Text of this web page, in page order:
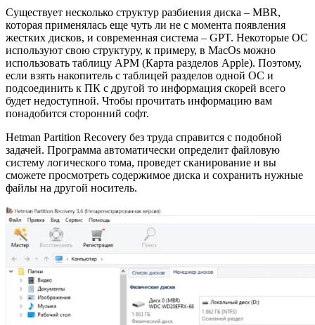
Существует несколько структур разбиения диска – MBR,
которая применялась еще чуть ли не с момента появления
жестких дисков, и современная система – GPT. Некоторые ОС
используют свою структуру, к примеру, в MacOs можно
использовать таблицу APM (Карта разделов Apple). Поэтому,
если взять накопитель с таблицей разделов одной ОС и
подсоединить к ПК с другой то информация скорей всего
будет недоступной. Чтобы прочитать информацию вам
понадобится сторонний софт.
Hetman Partition Recovery без труда справится с подобной
задачей. Программа автоматически определит файловую
систему логического тома, проведет сканирование и вы
сможете просмотреть содержимое диска и сохранить нужные
файлы на другой носитель.